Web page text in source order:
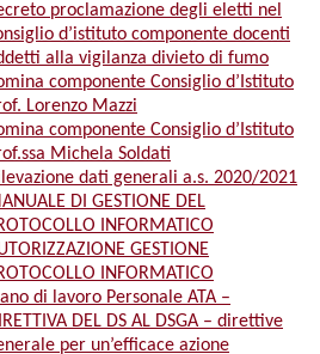
proclamazione degli eletti nel
d’istituto componente docenti
alla vigilanza divieto di fumo
componente Consiglio d’Istituto
Lorenzo Mazzi
componente Consiglio d’Istituto
Michela Soldati
dati generali a.s. 2020/2021
DI GESTIONE DEL
INFORMATICO
GESTIONE
INFORMATICO
di lavoro Personale ATA –
DEL DS AL DSGA – direttive
per un’efficace azione